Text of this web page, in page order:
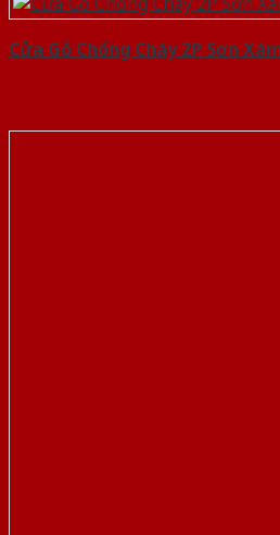
Cửa Gỗ Chống Cháy 2P Sơn